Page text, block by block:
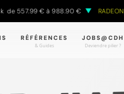
557.99 € à 988.90 € RADEON
RÉFÉRENCES
& Guides
JOBS@CDH
Deviendre pilier ?